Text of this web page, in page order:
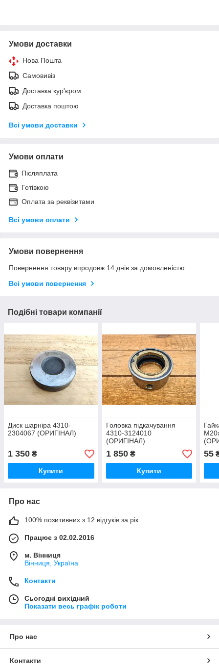
Умови доставки
Нова Пошта
Самовивіз
Доставка кур'єром
Доставка поштою
Всі умови доставки
Умови оплати
Післяплата
Готівкою
Оплата за реквізитами
Всі умови оплати
Умови повернення
Повернення товару впродовж 14 днів за домовленістю
Всі умови повернення
Подібні товари компанії
Диск шарніра 4310-
2304067 (ОРИГІНАЛ)
1 350 ₴
Купити
Головка підкачування
4310-3124010
(ОРИГІНАЛ)
1 850₴
Купити
55
Про нас
100% позитивних з 12 відгуків за рік
Працює з 02.02.2016
м. Вінниця
Вінниця, Україна
Контакти
Сьогодні вихідний
Показати весь графік роботи
Про нас
Контакти